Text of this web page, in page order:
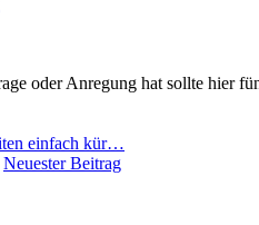
oder Anregung hat sollte hier
einfach kür…
Neuester Beitrag